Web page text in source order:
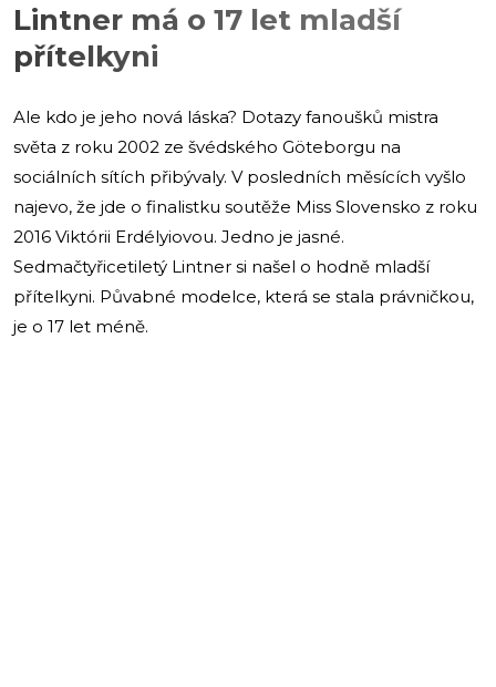
Lintner má o 17 let mladší
přítelkyni
Ale kdo je jeho nová láska? Dotazy fanoušků mistra
světa z roku 2002 ze švédského Göteborgu na
sociálních sítích přibývaly. V posledních měsících vyšlo
najevo, že jde o finalistku soutěže Miss Slovensko z roku
2016 Viktórii Erdélyiovou. Jedno je jasné.
Sedmačtyřicetiletý Lintner si našel o hodně mladší
přítelkyni. Půvabné modelce, která se stala právničkou,
je o 17 let méně.